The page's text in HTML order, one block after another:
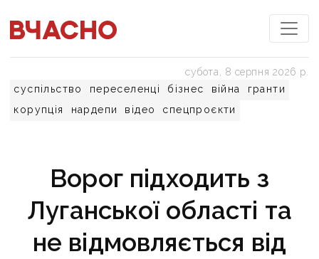
суспільство переселенці бізнес війна
гранти
корупція
нардепи відео спецпроєкти
субота, 8 серпня 2026 р.
Ворог підходить з
Луганської області та
не відмовляється від